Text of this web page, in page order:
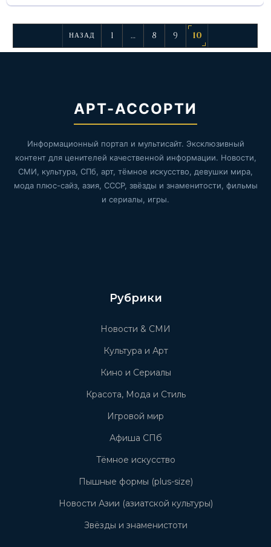
НАЗАД 1 … 8 9 10
АРТ-АССОРТИ
Информационный портал и мультисайт. Эксклюзивный
контент для ценителей качественной информации. Новости,
СМИ, культура, СПб, арт, тёмное искусство, девушки мира,
мода плюс-сайз, азия, СССР, звёзды и знаменитости, фильмы
и сериалы, игры.
Рубрики
Новости & СМИ
Культура и Арт
Кино и Сериалы
Красота, Мода и Стиль
Игровой мир
Афиша СПб
Тёмное искусство
Пышные формы (plus-size)
Новости Азии (азиатской культуры)
Звёзды и знаменистоти